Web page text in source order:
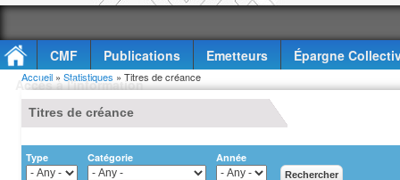
CMF Publications Emetteurs
Épargne
Accès à l'information
Vous êtes ici
Accueil » Statistiques » Titres de créance
Titres de créance
Type Catégorie Année